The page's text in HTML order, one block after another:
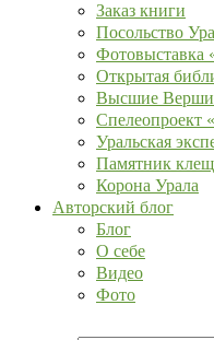
Заказ книги
Посольство
Фотовыставка
Открытая
Высшие
Спелеопроект
Уральская
Памятник
Корона Урала
Авторский блог
Блог
О себе
Видео
Фото